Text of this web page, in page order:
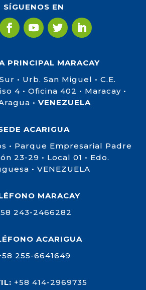
SÍGUENOS EN
PRINCIPAL MARACAY
• Urb. San Miguel • C.E.
4 • Oficina 402 • Maracay •
• VENEZUELA
ACARIGUA
• Parque Empresarial Padre
23-29 • Local 01 • Edo.
• VENEZUELA
MARACAY
243-2466282
ACARIGUA
255-6641649
+58 414-2969735